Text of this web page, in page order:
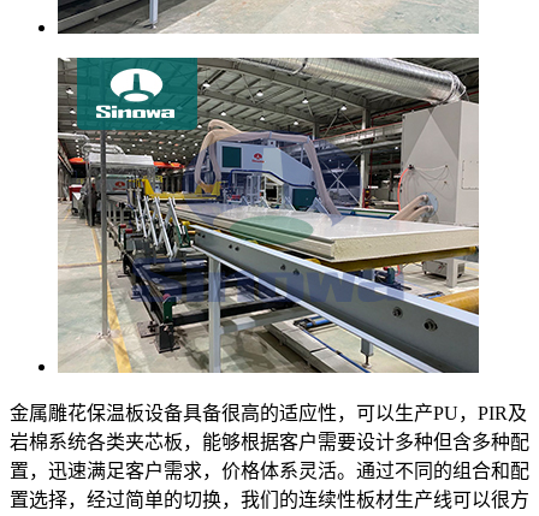
金属雕花保温板设备具备很高的适应性，可以生产PU，PIR及
岩棉系统各类夹芯板，能够根据客户需要设计多种但含多种配
置，迅速满足客户需求，价格体系灵活。通过不同的组合和配
置选择，经过简单的切换，我们的连续性板材生产线可以很方